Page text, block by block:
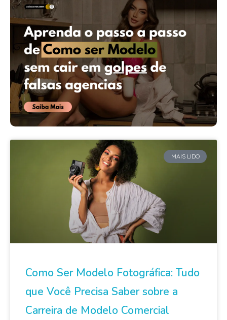
MAIS LIDO
Como Ser Modelo Fotográfica: Tudo
que Você Precisa Saber sobre a
Carreira de Modelo Comercial